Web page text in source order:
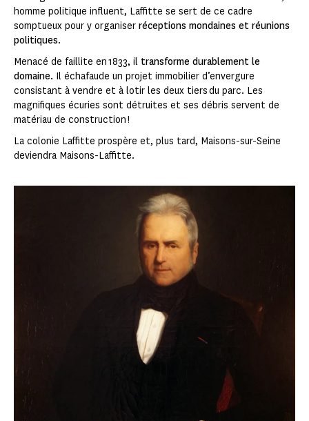
homme politique influent, Laffitte se sert de ce cadre
somptueux pour y organiser réceptions mondaines et réunions
politiques.
Menacé de faillite en 1833, il transforme durablement le
domaine. Il échafaude un projet immobilier d’envergure
consistant à vendre et à lotir les deux tiers du parc. Les
magnifiques écuries sont détruites et ses débris servent de
matériau de construction !
La colonie Laffitte prospère et, plus tard, Maisons-sur-Seine
deviendra Maisons-Laffitte.